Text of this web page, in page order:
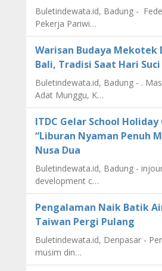
Buletindewata.id, Badung -
Pekerja Pariwi…
Warisan Budaya Mekotek
Bali, Tradisi Saat Hari
Buletindewata.id, Badung - .
Adat Munggu, K…
ITDC Gelar School
“Liburan Nyaman Penuh
Nusa Dua
Buletindewata.id, Badung -
development c…
Pengalaman Naik Batik
Taiwan Pergi Pulang
Buletindewata.id, Denpasar -
musim din…